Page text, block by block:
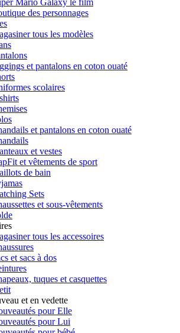
des personnages
tous les modèles
et pantalons en coton ouaté
scolaires
et pantalons en coton ouaté
et vestes
et vêtements de sport
de bain
Sets
et sous-vêtements
tous les accessoires
et sacs à dos
tuques et casquettes
et en vedette
pour Elle
pour Lui